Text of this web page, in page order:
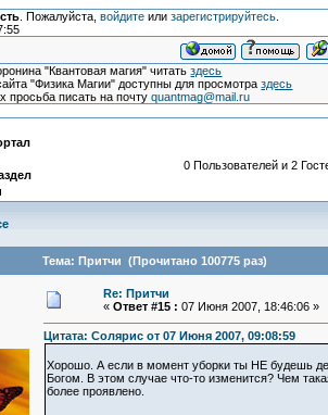
. Пожалуйста, войдитеили зарегистрируйтесь.
"Квантовая магия" читатьздесь
"Физика Магии" доступны для просмотраздесь
просьба писать на почтуquantmag@mail.ru
0 Пользователей и 2
Тема: Притчи (Прочитано 100775 раз)
Re: Притчи
« Ответ #15 : 07 Июня 2007, 18:46:06 »
Цитата: Солярис от 07 Июня 2007, 09:08:59
Хорошо. А если в момент уборки ты НЕ будешь
Богом. В этом случае что-то изменится? Чем
более проявлено.